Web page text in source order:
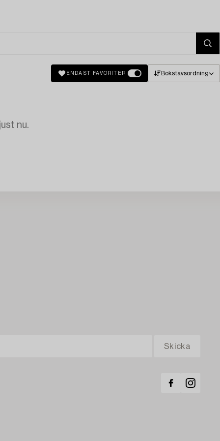
ENDAST FAVORITER Bokstavsordning
nu.